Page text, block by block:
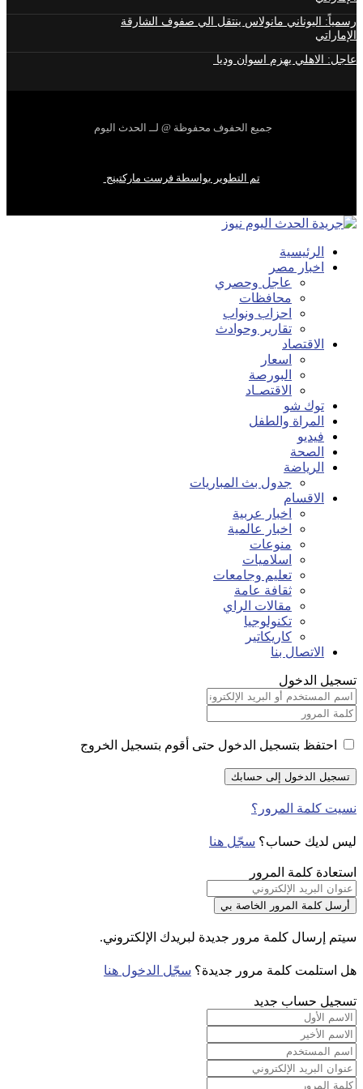
رسمياً: اليوناني مانولاس ينتقل الي صفوف الشارقة
الإماراتي
عاجل: الاهلي يهزم اسوان وديا
جميع الحفوف محفوظة @ لــ الحدث اليوم
تم التطوير بواسطة فرست ماركتينج
الرئيسية
اخبار مصر
عاجل وحصري
محافظات
احزاب ونواب
تقارير وحوادث
الاقتصاد
اسعار
البورصة
الاقتصـاد
توك شو
المراة والطفل
فيديو
الصحة
الرياضة
جدول بث المباريات
الاقسام
اخبار عربية
اخبار عالمية
منوعات
اسلاميات
تعليم وجامعات
ثقافة عامة
مقالات الراي
تكنولوجيا
كاريكاتير
الاتصال بنا
تسجيل الدخول
احتفظ بتسجيل الدخول حتى أقوم بتسجيل الخروج
نسيت كلمة المرور؟
ليس لديك حساب؟ سجّل هنا
استعادة كلمة المرور
سيتم إرسال كلمة مرور جديدة لبريدك الإلكتروني.
هل استلمت كلمة مرور جديدة؟ سجّل الدخول هنا
تسجيل حساب جديد